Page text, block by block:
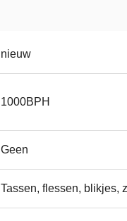
nieuw
1000BPH
Geen
Tassen, flessen, blikjes,